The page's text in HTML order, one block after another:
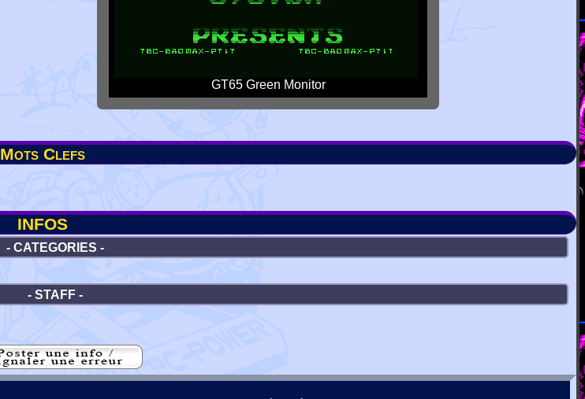
GT65 Green Monitor
Mots Clefs
INFOS
- CATEGORIES -
- STAFF -